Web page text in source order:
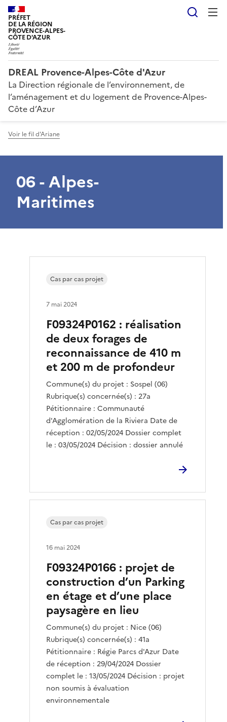
PRÉFET
DE LA RÉGION
PROVENCE-ALPES-
CÔTE D'AZUR
DREAL Provence-Alpes-Côte d'Azur
La Direction régionale de l’environnement, de
l’aménagement et du logement de Provence-Alpes-
Côte d’Azur
Voir le fil d'Ariane
06 - Alpes-
Maritimes
F09324P0162 : réalisation
de deux forages de
reconnaissance de 410 m
et 200 m de profondeur
Commune(s) du projet : Sospel (06)
Rubrique(s) concernée(s) : 27a
Pétitionnaire : Communauté
d'Agglomération de la Riviera Date de
réception : 02/05/2024 Dossier complet
le : 03/05/2024 Décision : dossier annulé
Cas par cas projet
7 mai 2024
F09324P0166 : projet de
construction d’un Parking
en étage et d’une place
paysagère en lieu
Commune(s) du projet : Nice (06)
Rubrique(s) concernée(s) : 41a
Pétitionnaire : Régie Parcs d'Azur Date
de réception : 29/04/2024 Dossier
complet le : 13/05/2024 Décision : projet
non soumis à évaluation
environnementale
Cas par cas projet
16 mai 2024